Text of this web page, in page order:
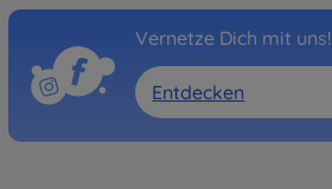
Vernetze Dich mit uns!
Entdecken